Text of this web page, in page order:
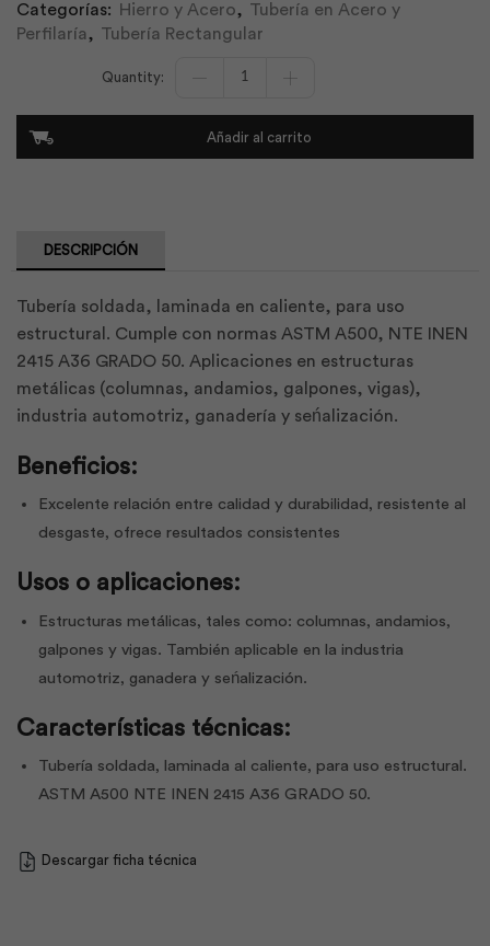
Categorías:
Hierro y Acero, Tubería en Acero y
Perfilaría, Tubería Rectangular
Rectangular
100x050x3.00
Añadir al carrito
DESCRIPCIÓN
Tubería soldada, laminada en caliente, para uso
estructural. Cumple con normas ASTM A500, NTE INEN
2415 A36 GRADO 50. Aplicaciones en estructuras
metálicas (columnas, andamios, galpones, vigas),
industria automotriz, ganadería y seńalización.
Beneficios:
Excelente relación entre calidad y durabilidad, resistente al
desgaste, ofrece resultados consistentes
Usos o aplicaciones:
Estructuras metálicas, tales como: columnas, andamios,
galpones y vigas. También aplicable en la industria
automotriz, ganadera y seńalización.
Características técnicas:
Tubería soldada, laminada al caliente, para uso estructural.
ASTM A500 NTE INEN 2415 A36 GRADO 50.
Descargar ficha técnica